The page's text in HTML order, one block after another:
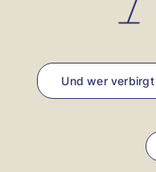
Und wer